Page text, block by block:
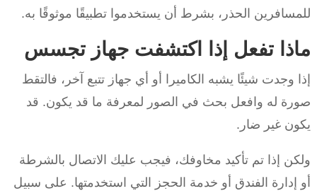
للمسافرين الحذر، بشرط أن يستخدموا تطبيقًا موثوقًا به.
ماذا تفعل إذا اكتشفت جهاز تجسس
إذا وجدت شيئًا يشبه الكاميرا أو أي جهاز تتبع آخر، فالتقط
صورة له وافعل بحث في الصور لمعرفة ما قد يكون. قد
يكون غير ضار.
ولكن إذا تم تأكيد مخاوفك، فيجب عليك الاتصال بالشرطة
أو إدارة الفندق أو خدمة الحجز التي استخدمتها. على سبيل